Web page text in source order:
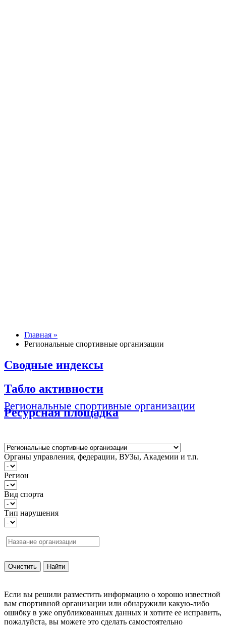
Главная »
Региональные спортивные организации
Сводные индексы
Табло активности
Ресурсная площадка
Региональные спортивные организации
Органы управления, федерации, ВУЗы, Академии и т.п.
Регион
Вид спорта
Тип нарушения
Если вы решили разместить информацию о хорошо известной
вам спортивной организации или обнаружили какую-либо
ошибку в уже опубликованных данных и хотите ее исправить,
пожалуйста, вы можете это сделать самостоятельно